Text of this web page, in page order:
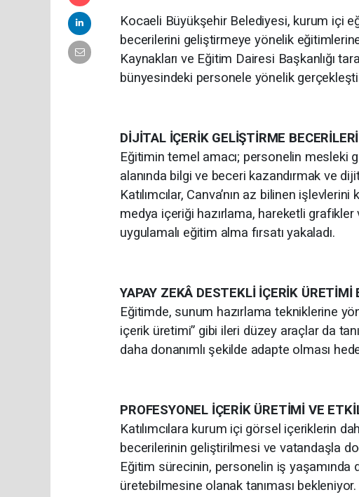
Kocaeli Büyükşehir Belediyesi, kurum içi
becerilerini geliştirmeye yönelik
Kaynakları ve Eğitim Dairesi Başkanlığı
bünyesindeki personele yönelik
DİJİTAL İÇERİK GELİŞTİRME
Eğitimin temel amacı; personelin mesleki
alanında bilgi ve beceri kazandırmak ve
Katılımcılar, Canva’nın az bilinen
medya içeriği hazırlama, hareketli
uygulamalı eğitim alma fırsatı yakaladı.
YAPAY ZEKÂ DESTEKLİ İÇERİK ÜRETİMİ
Eğitimde, sunum hazırlama tekniklerine
içerik üretimi” gibi ileri düzey araçlar da
daha donanımlı şekilde adapte olması
PROFESYONEL İÇERİK ÜRETİMİ VE
Katılımcılara kurum içi görsel içeriklerin
becerilerinin geliştirilmesi ve vatandaşla
Eğitim sürecinin, personelin iş yaşamında
üretebilmesine olanak tanıması bekleniyor.